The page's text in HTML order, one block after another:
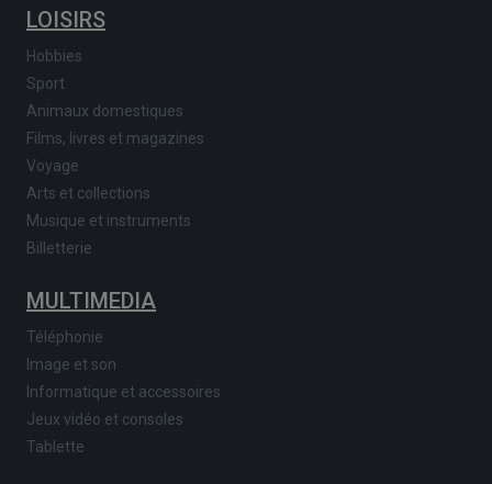
LOISIRS
Hobbies
Sport
Animaux domestiques
Films, livres et magazines
Voyage
Arts et collections
Musique et instruments
Billetterie
MULTIMEDIA
Téléphonie
Image et son
Informatique et accessoires
Jeux vidéo et consoles
Tablette